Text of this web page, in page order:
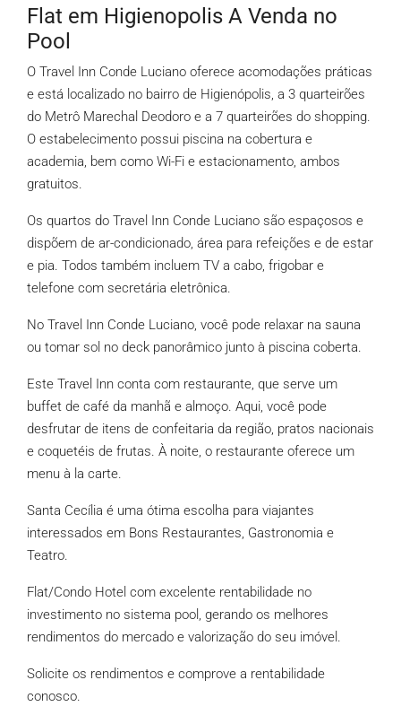
Flat em Higienopolis A Venda no
Pool
O Travel Inn Conde Luciano oferece acomodações práticas
e está localizado no bairro de Higienópolis, a 3 quarteirões
do Metrô Marechal Deodoro e a 7 quarteirões do shopping.
O estabelecimento possui piscina na cobertura e
academia, bem como Wi-Fi e estacionamento, ambos
gratuitos.
Os quartos do Travel Inn Conde Luciano são espaçosos e
dispõem de ar-condicionado, área para refeições e de estar
e pia. Todos também incluem TV a cabo, frigobar e
telefone com secretária eletrônica.
No Travel Inn Conde Luciano, você pode relaxar na sauna
ou tomar sol no deck panorâmico junto à piscina coberta.
Este Travel Inn conta com restaurante, que serve um
buffet de café da manhã e almoço. Aqui, você pode
desfrutar de itens de confeitaria da região, pratos nacionais
e coquetéis de frutas. À noite, o restaurante oferece um
menu à la carte.
Santa Cecília é uma ótima escolha para viajantes
interessados em Bons Restaurantes, Gastronomia e
Teatro.
Flat/Condo Hotel com excelente rentabilidade no
investimento no sistema pool, gerando os melhores
rendimentos do mercado e valorização do seu imóvel.
Solicite os rendimentos e comprove a rentabilidade
conosco.